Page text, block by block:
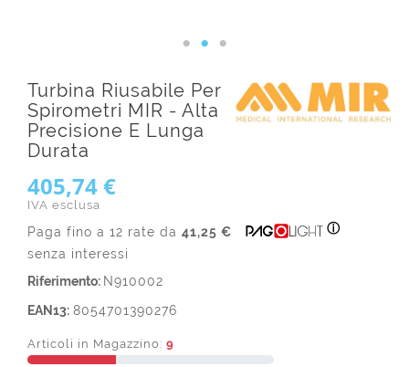
Turbina Riusabile Per
Spirometri MIR - Alta
Precisione E Lunga
Durata
405,74 €
IVA esclusa
Paga fino a 12 rate da 41,25 €
senza interessi
ⓘ
Riferimento: N910002
EAN13: 8054701390276
Articoli in Magazzino: 9